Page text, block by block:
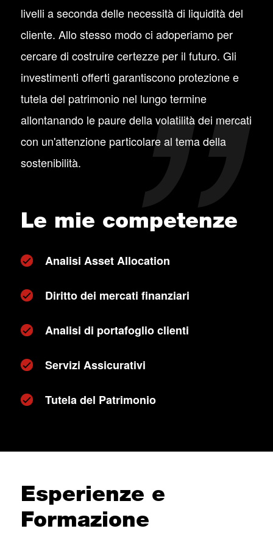
livelli a seconda delle necessità di liquidità del
cliente. Allo stesso modo ci adoperiamo per
cercare di costruire certezze per il futuro. Gli
investimenti offerti garantiscono protezione e
tutela del patrimonio nel lungo termine
allontanando le paure della volatilità dei mercati
con un'attenzione particolare al tema della
sostenibilità.
Le mie competenze
Analisi Asset Allocation
Diritto dei mercati finanziari
Analisi di portafoglio clienti
Servizi Assicurativi
Tutela del Patrimonio
Esperienze e
Formazione